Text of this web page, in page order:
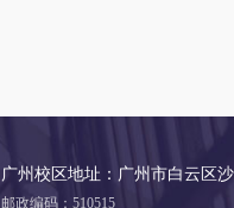
广州校区地址：广州市白云区
邮政编码：510515